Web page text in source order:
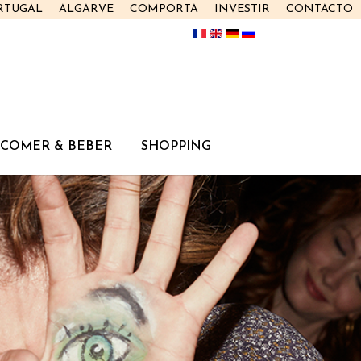
CONTACTO
INVESTIR
COMPORTA
ALGARVE
COMER & BEBER SHOPPING